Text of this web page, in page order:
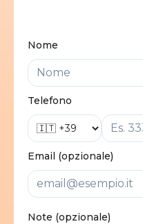
Nome
Telefono
Email (opzionale)
Note (opzionale)